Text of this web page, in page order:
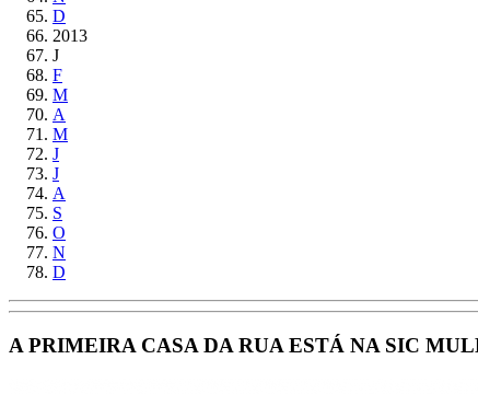
D
2013
J
F
M
A
M
J
J
A
S
O
N
D
A PRIMEIRA CASA DA RUA ESTÁ NA SIC